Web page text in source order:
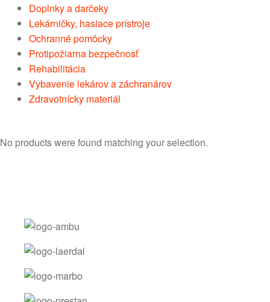
Doplnky a darčeky
Lekárničky, hasiace prístroje
Ochranné pomôcky
Protipožiarna bezpečnosť
Rehabilitácia
Vybavenie lekárov a záchranárov
Zdravotnícky materiál
No products were found matching your selection.